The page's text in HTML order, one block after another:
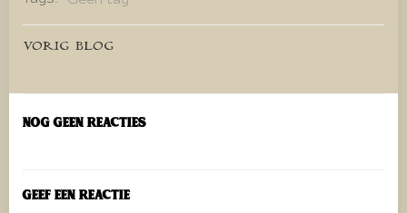
Bericht
navigatie
VORIG BLOG
Nog geen reacties
Geef een reactie